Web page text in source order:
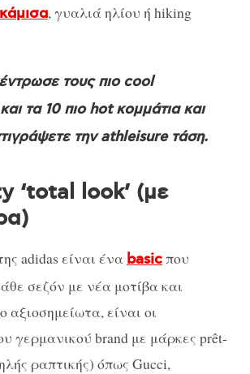
, γυαλιά ηλίου ή hiking
τους πιο cool
τα 10 πιο hot κομμάτια και
την athleisure τάση.
‘total look’ (με
adidas είναι ένα basicπου
σεζόν με νέα μοτίβα και
αξιοσημείωτα, είναι οι
γερμανικού brand με μάρκες prêt-
ραπτικής) όπως Gucci,